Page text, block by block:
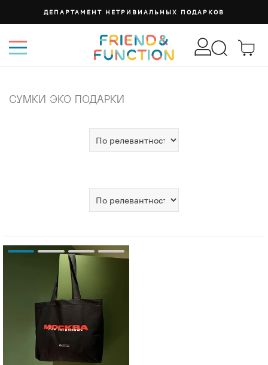
ДЕПАРТАМЕНТ НЕТРИВИАЛЬНЫХ ПОДАРКОВ
СУМКИ ЭКО ПОДАРКИ